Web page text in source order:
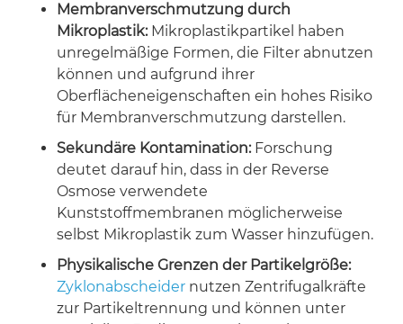
Membranverschmutzung durch
Mikroplastik:Mikroplastikpartikel haben
unregelmäßige Formen, die Filter abnutzen
können und aufgrund ihrer
Oberflächeneigenschaften ein hohes Risiko
für Membranverschmutzung darstellen.
Sekundäre Kontamination:Forschung
deutet darauf hin, dass in der Reverse
Osmose verwendete
Kunststoffmembranen möglicherweise
selbst Mikroplastik zum Wasser hinzufügen.
Physikalische Grenzen der Partikelgröße:
Zyklonabscheider nutzen Zentrifugalkräfte
zur Partikeltrennung und können unter